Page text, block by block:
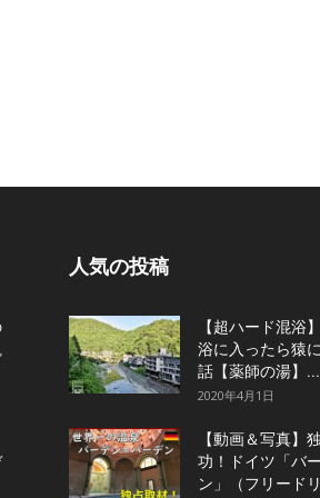
人気の投稿
【超ハード混浴
浴に入ったら猿
話【薬師の湯】...
2020年4月1日
【動画＆写真】
功！ドイツ「バ
ン」（フリード